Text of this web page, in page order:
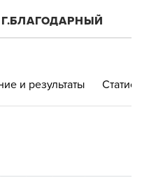
и результаты